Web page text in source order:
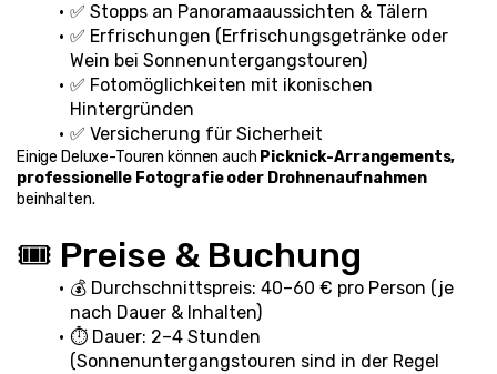
✅ Stopps an Panoramaaussichten & Tälern
✅ Erfrischungen (Erfrischungsgetränke oder
Wein bei Sonnenuntergangstouren)
✅ Fotomöglichkeiten mit ikonischen
Hintergründen
✅ Versicherung für Sicherheit
Einige Deluxe-Touren können auch Picknick-Arrangements,
professionelle Fotografie oder Drohnenaufnahmen
beinhalten.
🎟️ Preise & Buchung
💰 Durchschnittspreis: 40–60 € pro Person (je
nach Dauer & Inhalten)
⏱️ Dauer: 2–4 Stunden
(Sonnenuntergangstouren sind in der Regel